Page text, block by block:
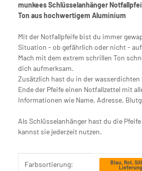
munkees Schlüsselanhänger
Ton aus hochwertigem Aluminium
Mit der Notfallpfeife bist du immer
Situation - ob gefährlich oder nicht -
Mach mit dem extrem schrillen Ton
dich aufmerksam.
Zusätzlich hast du in der wasserdichten
Ende der Pfeife einen Notfallzettel mit
Informationen wie Name, Adresse,
Als Schlüsselanhänger hast du die
kannst sie jederzeit nutzen.
Produkteigenschaft
Wert
Farbsortierung: Blau, Rot,